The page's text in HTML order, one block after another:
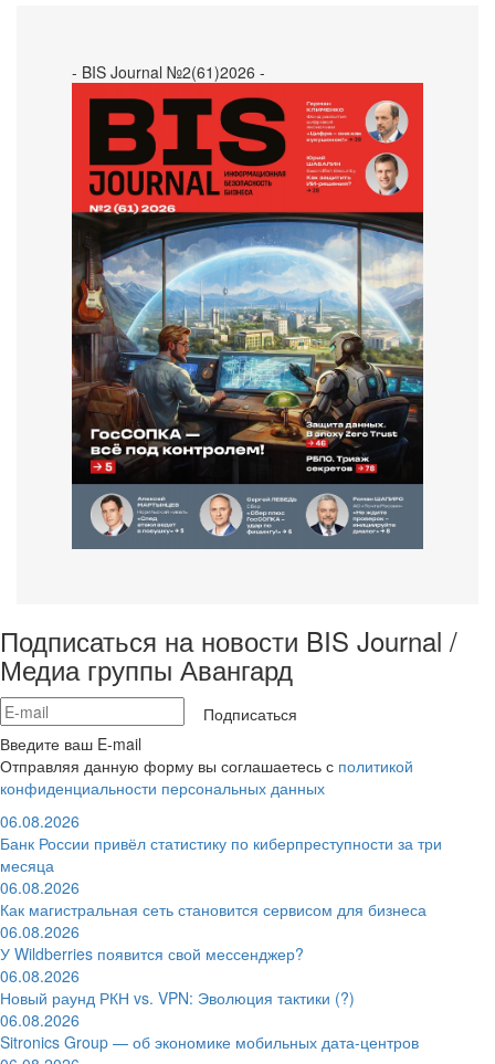
- BIS Journal №2(61)2026 -
Подписаться на новости BIS Journal /
Медиа группы Авангард
Подписаться
Введите ваш E-mail
Отправляя данную форму вы соглашаетесь с политикой
конфиденциальности персональных данных
06.08.2026
Банк России привёл статистику по киберпреступности за три
месяца
06.08.2026
Как магистральная сеть становится сервисом для бизнеса
06.08.2026
У Wildberries появится свой мессенджер?
06.08.2026
Новый раунд РКН vs. VPN: Эволюция тактики (?)
06.08.2026
Sitronics Group — об экономике мобильных дата-центров